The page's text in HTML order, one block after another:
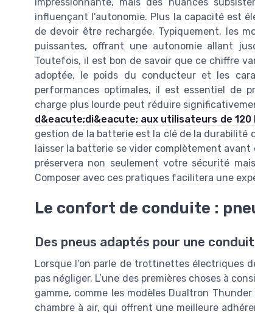
influençant l'autonomie. Plus la capacité est
de devoir être rechargée. Typiquement, les
puissantes, offrant une autonomie allant
Toutefois, il est bon de savoir que ce chiffre
adoptée, le poids du conducteur et les
performances optimales, il est essentiel de
charge plus lourde peut réduire
d&eacute;di&eacute; aux utilisateurs de 120
gestion de la batterie est la clé de la
laisser la batterie se vider complètement
préservera non seulement votre sécurité
Composer avec ces pratiques facilitera une
Le confort de conduite :
Des pneus adaptés pour une
Lorsque l’on parle de trottinettes électriques
pas négliger. L’une des premières choses à
gamme, comme les modèles Dualtron
chambre à air, qui offrent une meilleure